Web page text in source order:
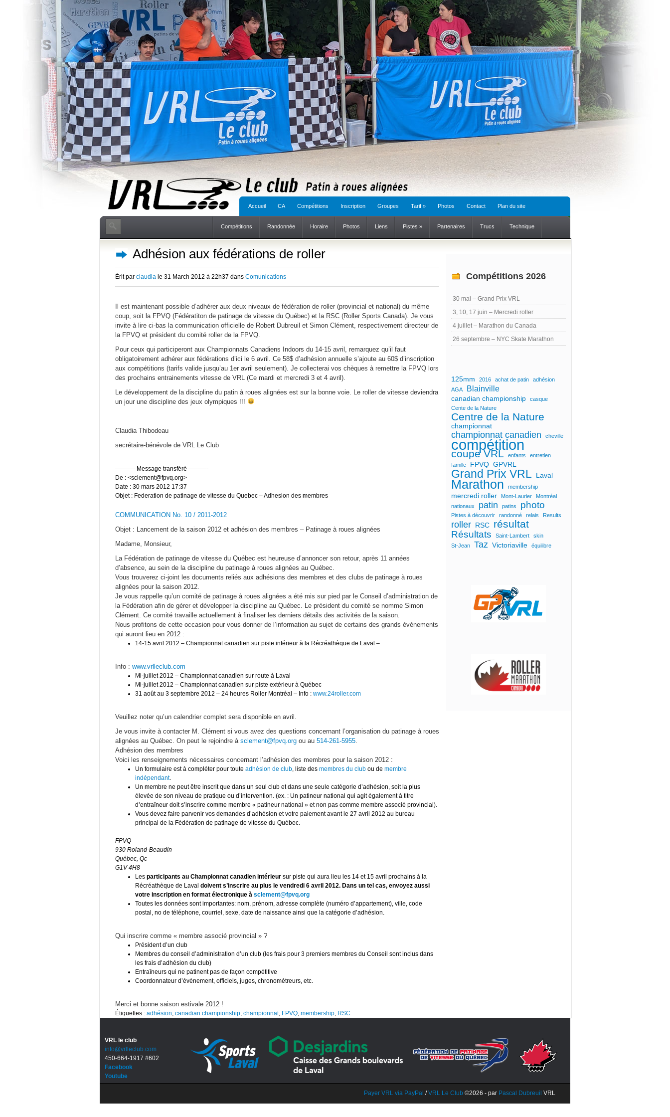
Accueil CA Compétitions Inscription Groupes Tarif » Photos Contact Plan du site
Compétitions Randonnée Horaire Photos Liens Pistes » Partenaires Trucs Technique
Adhésion aux fédérations de roller
Érit par claudia le 31 March 2012 à 22h37 dans Comunications
Il est maintenant possible d’adhérer aux deux niveaux de fédération de roller (provincial et national) du même
coup, soit la FPVQ (Fédératiton de patinage de vitesse du Québec) et la RSC (Roller Sports Canada). Je vous
invite à lire ci-bas la communication officielle de Robert Dubreuil et Simon Clément, respectivement directeur de
la FPVQ et président du comité roller de la FPVQ.
Pour ceux qui participeront aux Championnats Canadiens Indoors du 14-15 avril, remarquez qu’il faut
obligatoirement adhérer aux fédérations d’ici le 6 avril. Ce 58$ d’adhésion annuelle s’ajoute au 60$ d’inscription
aux compétitions (tarifs valide jusqu’au 1er avril seulement). Je collecterai vos chèques à remettre la FPVQ lors
des prochains entrainements vitesse de VRL (Ce mardi et mercredi 3 et 4 avril).
Le développement de la discipline du patin à roues alignées est sur la bonne voie. Le roller de vitesse deviendra
un jour une discipline des jeux olympiques !!!
Claudia Thibodeau
secrétaire-bénévole de VRL Le Club
———- Message transféré ———-
De : <sclement@fpvq.org>
Date : 30 mars 2012 17:37
Objet : Federation de patinage de vitesse du Quebec – Adhesion des membres
COMMUNICATION No. 10 / 2011-2012
Objet : Lancement de la saison 2012 et adhésion des membres – Patinage à roues alignées
Madame, Monsieur,
La Fédération de patinage de vitesse du Québec est heureuse d’annoncer son retour, après 11 années
d’absence, au sein de la discipline du patinage à roues alignées au Québec.
Vous trouverez ci-joint les documents reliés aux adhésions des membres et des clubs de patinage à roues
alignées pour la saison 2012.
Je vous rappelle qu’un comité de patinage à roues alignées a été mis sur pied par le Conseil d’administration de
la Fédération afin de gérer et développer la discipline au Québec. Le président du comité se nomme Simon
Clément. Ce comité travaille actuellement à finaliser les derniers détails des activités de la saison.
Nous profitons de cette occasion pour vous donner de l’information au sujet de certains des grands événements
qui auront lieu en 2012 :
14-15 avril 2012 – Championnat canadien sur piste intérieur à la Récréathèque de Laval –
Info : www.vrlleclub.com
Mi-juillet 2012 – Championnat canadien sur route à Laval
Mi-juillet 2012 – Championnat canadien sur piste extérieur à Québec
31 août au 3 septembre 2012 – 24 heures Roller Montréal – Info : www.24roller.com
Veuillez noter qu’un calendrier complet sera disponible en avril.
Je vous invite à contacter M. Clément si vous avez des questions concernant l’organisation du patinage à roues
alignées au Québec. On peut le rejoindre à sclement@fpvq.org ou au 514-261-5955.
Adhésion des membres
Voici les renseignements nécessaires concernant l’adhésion des membres pour la saison 2012 :
Un formulaire est à compléter pour toute adhésion de club, liste des membres du club ou de membre
indépendant.
Un membre ne peut être inscrit que dans un seul club et dans une seule catégorie d’adhésion, soit la plus
élevée de son niveau de pratique ou d’intervention. (ex. : Un patineur national qui agit également à titre
d’entraîneur doit s’inscrire comme membre « patineur national » et non pas comme membre associé provincial).
Vous devez faire parvenir vos demandes d’adhésion et votre paiement avant le 27 avril 2012 au bureau
principal de la Fédération de patinage de vitesse du Québec.
FPVQ
930 Roland-Beaudin
Québec, Qc
G1V 4H8
Les participants au Championnat canadien intérieur sur piste qui aura lieu les 14 et 15 avril prochains à la
Récréathèque de Laval doivent s’inscrire au plus le vendredi 6 avril 2012. Dans un tel cas, envoyez aussi
votre inscription en format électronique à sclement@fpvq.org
Toutes les données sont importantes: nom, prénom, adresse complète (numéro d’appartement), ville, code
postal, no de téléphone, courriel, sexe, date de naissance ainsi que la catégorie d’adhésion.
Qui inscrire comme « membre associé provincial » ?
Président d’un club
Membres du conseil d’administration d’un club (les frais pour 3 premiers membres du Conseil sont inclus dans
les frais d’adhésion du club)
Entraîneurs qui ne patinent pas de façon compétitive
Coordonnateur d’événement, officiels, juges, chronométreurs, etc.
Merci et bonne saison estivale 2012 !
Étiquettes : adhésion, canadian championship, championnat, FPVQ, membership, RSC
Compétitions 2026
30 mai – Grand Prix VRL
3, 10, 17 juin – Mercredi roller
4 juillet – Marathon du Canada
26 septembre – NYC Skate Marathon
125mm 2016 achat de patin
adhésion
AGA
Blainville
canadian championship
casque
Cente de la Nature
Centre de la Nature
championnat
championnat canadien cheville
compétition
coupe VRL enfants
entretien
famille
FPVQ GPVRL
Grand Prix VRL Laval
Marathon membership
mercredi roller Mont-Laurier
Montréal
nationaux
patin patins photo
Pistes à découvrir randonné relais Results
roller RSC résultat
Résultats Saint-Lambert
skin
St-Jean
Taz Victoriaville équilibre
VRL le club
info@vrlleclub.com
450-664-1917 #602
Facebook
Youtube
Payer VRL via PayPal /VRL Le Club ©2026 - par Pascal Dubreuil VRL